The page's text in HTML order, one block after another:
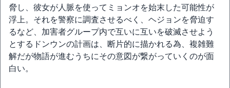
脅し、彼女が人脈を使ってミョンオを始末した可能性が
浮上。それを警察に調査させるべく、ヘジョンを脅迫す
るなど、加害者グループ内で互いに互いを破滅させよう
とするドンウンの計画は、断片的に描かれる為、複雑難
解だが物語が進むうちにその意図が繋がっていくのが面
白い。